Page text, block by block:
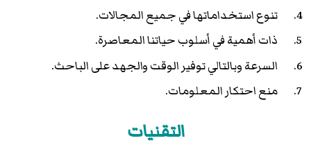
تنوع استخداماتها في جميع المجالات.
ذات أهمية في أسلوب حياتنا المعاصرة.
السرعة وبالتالي توفير الوقت والجهد على الباحث.
منع احتكار المعلومات.
التقنيات